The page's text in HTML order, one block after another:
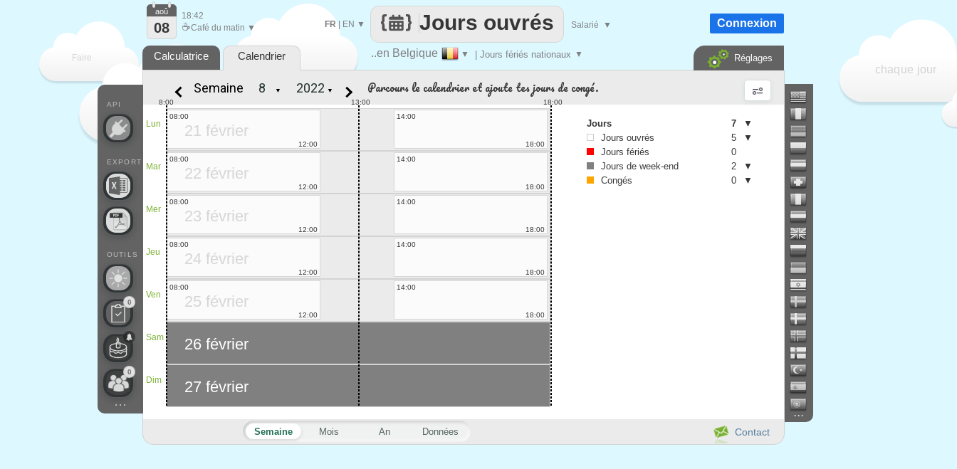
Faire
que
chaque jour
..en Belgique ▼ | Jours fériés nationaux ▼
Jours ouvrés
FR| EN ▼ Salarié ▼
API
EXPORT
OUTILS
0
0
...
aoû
08
18:42
☕Café du matin ▼ Connexion
Calculatrice Calendrier Réglages
...
Contact
Semaine Mois An Données
Semaine ▼ ▼ Parcours le calendrier et ajoute tes jours de congé.
Lun
Mar
Mer
Jeu
Ven
Sam
Dim
13:00
8:00 18:00
21 février
08:00
12:00
14:00
18:00
22 février
08:00
12:00
14:00
18:00
23 février
08:00
12:00
14:00
18:00
24 février
08:00
12:00
14:00
18:00
25 février
08:00
12:00
14:00
18:00
26 février
27 février
Jours 7
▼
Jours ouvrés
5
▼
Jours fériés
0
Jours de week-end
2
▼
Congés
0 ▼